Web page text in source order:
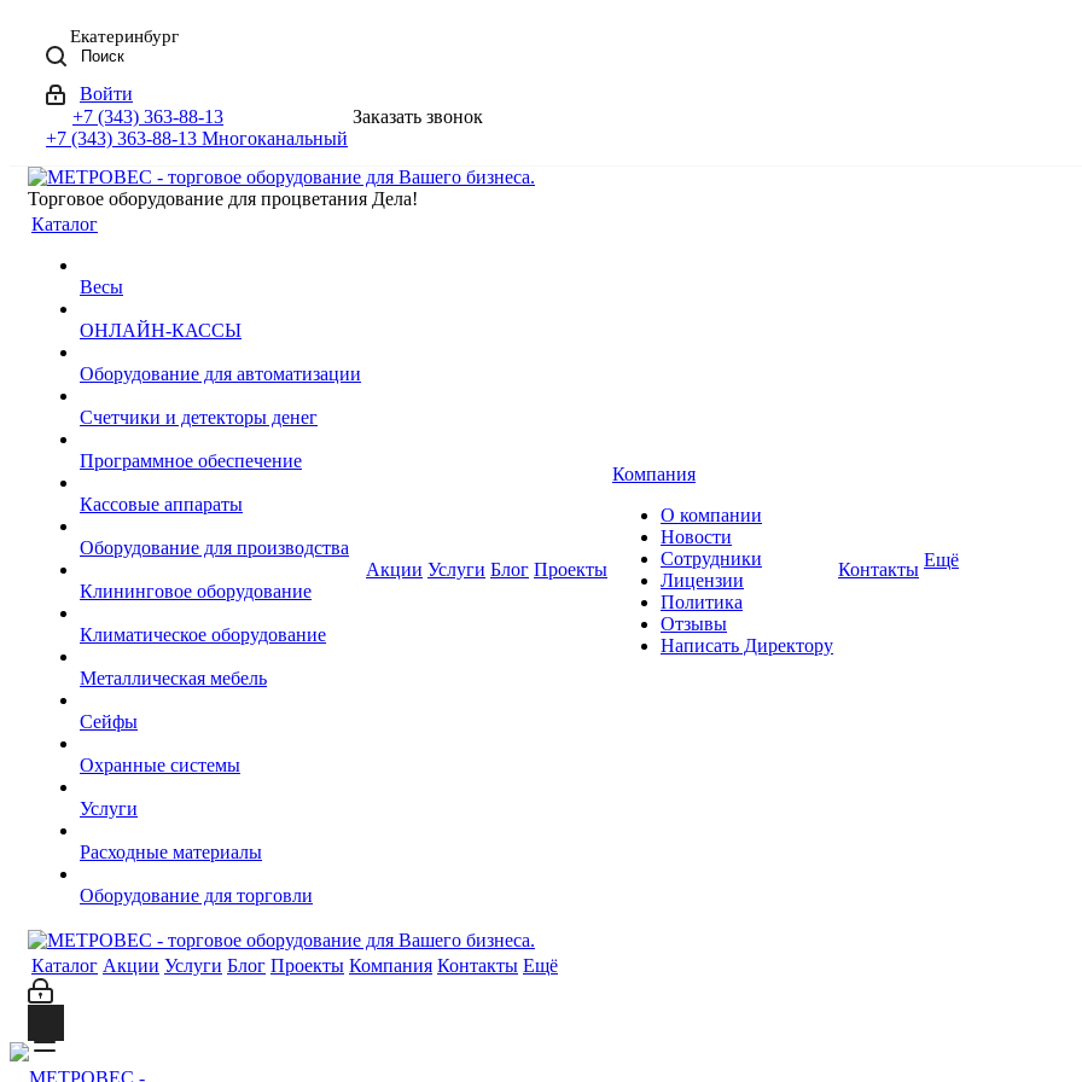
Екатеринбург
Поиск
Войти
+7 (343) 363-88-13
+7 (343) 363-88-13 Многоканальный
Заказать звонок
Торговое оборудование для процветания Дела!
Каталог
Весы
ОНЛАЙН-КАССЫ
Оборудование для автоматизации
Счетчики и детекторы денег
Программное обеспечение
Кассовые аппараты
Оборудование для производства
Клининговое оборудование
Климатическое оборудование
Металлическая мебель
Сейфы
Охранные системы
Услуги
Расходные материалы
Оборудование для торговли
Акции Услуги Блог Проекты
Компания
О компании
Новости
Сотрудники
Лицензии
Политика
Отзывы
Написать Директору
Контакты Ещё
Каталог Акции Услуги Блог Проекты Компания Контакты Ещё